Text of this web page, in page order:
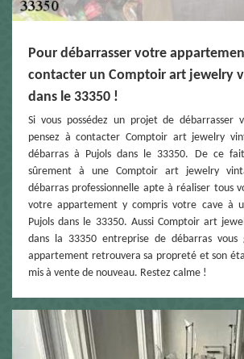
Pour débarrasser votre
contacter un Comptoir art jewelry
dans le 33350 !
Si vous possédez un projet de débarrasser
pensez à contacter Comptoir art jewelry
débarras à Pujols dans le 33350. De ce
sûrement à une Comptoir art jewelry
débarras professionnelle apte à réaliser tous
votre appartement y compris votre cave à
Pujols dans le 33350. Aussi Comptoir art
dans la 33350 entreprise de débarras
appartement retrouvera sa propreté et son
mis à vente de nouveau. Restez calme !